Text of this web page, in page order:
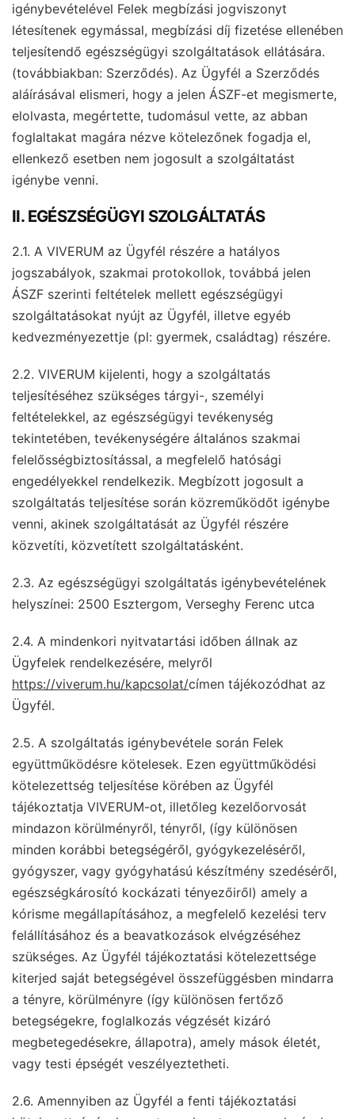
igénybevételével Felek megbízási jogviszonyt
létesítenek egymással, megbízási díj fizetése ellenében
teljesítendő egészségügyi szolgáltatások ellátására.
(továbbiakban: Szerződés). Az Ügyfél a Szerződés
aláírásával elismeri, hogy a jelen ÁSZF-et megismerte,
elolvasta, megértette, tudomásul vette, az abban
foglaltakat magára nézve kötelezőnek fogadja el,
ellenkező esetben nem jogosult a szolgáltatást
igénybe venni.
II. EGÉSZSÉGÜGYI SZOLGÁLTATÁS
2.1. A VIVERUM az Ügyfél részére a hatályos
jogszabályok, szakmai protokollok, továbbá jelen
ÁSZF szerinti feltételek mellett egészségügyi
szolgáltatásokat nyújt az Ügyfél, illetve egyéb
kedvezményezettje (pl: gyermek, családtag) részére.
2.2. VIVERUM kijelenti, hogy a szolgáltatás
teljesítéséhez szükséges tárgyi-, személyi
feltételekkel, az egészségügyi tevékenység
tekintetében, tevékenységére általános szakmai
felelősségbiztosítással, a megfelelő hatósági
engedélyekkel rendelkezik. Megbízott jogosult a
szolgáltatás teljesítése során közreműködőt igénybe
venni, akinek szolgáltatását az Ügyfél részére
közvetíti, közvetített szolgáltatásként.
2.3. Az egészségügyi szolgáltatás igénybevételének
helyszínei: 2500 Esztergom, Verseghy Ferenc utca
2.4. A mindenkori nyitvatartási időben állnak az
Ügyfelek rendelkezésére, melyről
https://viverum.hu/kapcsolat/címen tájékozódhat az
Ügyfél.
2.5. A szolgáltatás igénybevétele során Felek
együttműködésre kötelesek. Ezen együttműködési
kötelezettség teljesítése körében az Ügyfél
tájékoztatja VIVERUM-ot, illetőleg kezelőorvosát
mindazon körülményről, tényről, (így különösen
minden korábbi betegségéről, gyógykezeléséről,
gyógyszer, vagy gyógyhatású készítmény szedéséről,
egészségkárosító kockázati tényezőiről) amely a
kórisme megállapításához, a megfelelő kezelési terv
felállításához és a beavatkozások elvégzéséhez
szükséges. Az Ügyfél tájékoztatási kötelezettsége
kiterjed saját betegségével összefüggésben mindarra
a tényre, körülményre (így különösen fertőző
betegségekre, foglalkozás végzését kizáró
megbetegedésekre, állapotra), amely mások életét,
vagy testi épségét veszélyeztetheti.
2.6. Amennyiben az Ügyfél a fenti tájékoztatási